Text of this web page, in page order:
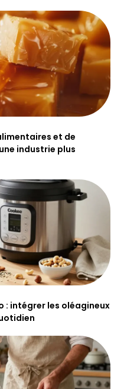
et de
industrie plus
: intégrer les oléagineux